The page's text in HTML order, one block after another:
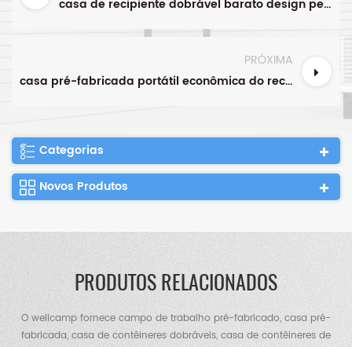
casa de recipiente dobrável barato design personalizado
PRÓXIMA
casa pré-fabricada portátil econômica do recipiente da cor
Categorias
Novos Produtos
PRODUTOS RELACIONADOS
O wellcamp fornece campo de trabalho pré-fabricado, casa pré-
fabricada, casa de contêineres dobráveis, casa de contêineres de